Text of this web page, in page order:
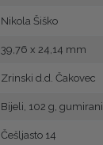
Nikola Šiško
39,76 x 24,14 mm
Zrinski d.d. Čakovec
Bijeli, 102 g, gumirani
Češljasto 14